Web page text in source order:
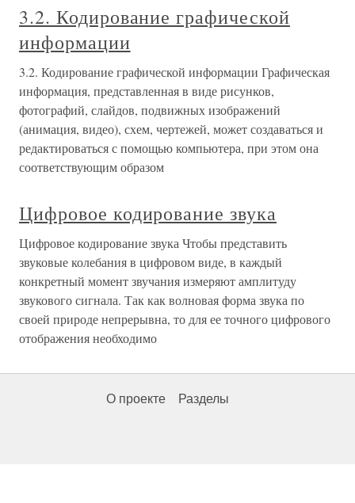
3.2. Кодирование графической
информации
3.2. Кодирование графической информации Графическая
информация, представленная в виде рисунков,
фотографий, слайдов, подвижных изображений
(анимация, видео), схем, чертежей, может создаваться и
редактироваться с помощью компьютера, при этом она
соответствующим образом
Цифровое кодирование звука
Цифровое кодирование звука Чтобы представить
звуковые колебания в цифровом виде, в каждый
конкретный момент звучания измеряют амплитуду
звукового сигнала. Так как волновая форма звука по
своей природе непрерывна, то для ее точного цифрового
отображения необходимо
О проекте Разделы